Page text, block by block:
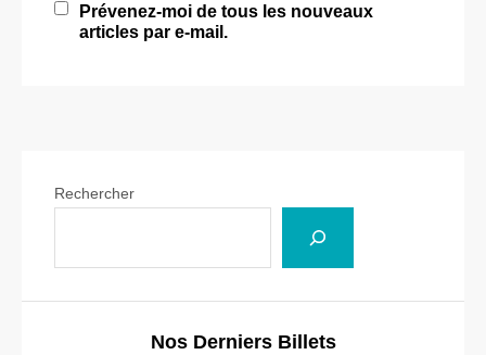
Prévenez-moi de tous les nouveaux
articles par e-mail.
Rechercher
Nos Derniers Billets